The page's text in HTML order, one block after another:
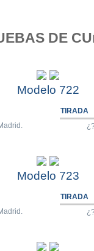
DE
Modelo 722
TIRADA
Modelo 723
TIRADA